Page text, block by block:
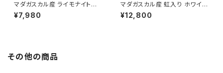
マダガスカル産 ライモナイト共
生 13.5mm ガーデンクォーツ
ブレスレット
¥7,980
マダガスカル産 虹入り ホワイト
13mm ガーデンクォーツ ブレス
レット【画像現物】
¥12,800
その他の商品